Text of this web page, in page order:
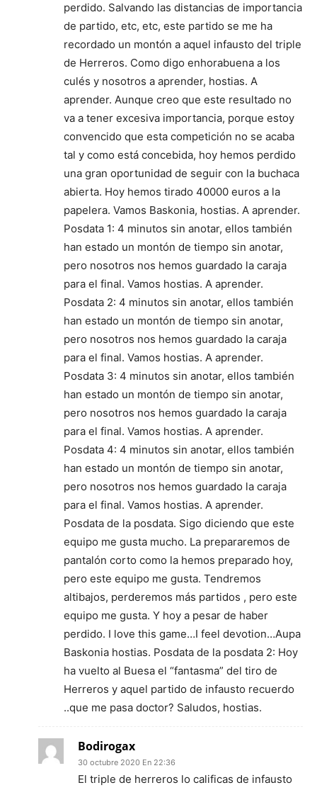
perdido. Salvando las distancias de importancia
de partido, etc, etc, este partido se me ha
recordado un montón a aquel infausto del triple
de Herreros. Como digo enhorabuena a los
culés y nosotros a aprender, hostias. A
aprender. Aunque creo que este resultado no
va a tener excesiva importancia, porque estoy
convencido que esta competición no se acaba
tal y como está concebida, hoy hemos perdido
una gran oportunidad de seguir con la buchaca
abierta. Hoy hemos tirado 40000 euros a la
papelera. Vamos Baskonia, hostias. A aprender.
Posdata 1: 4 minutos sin anotar, ellos también
han estado un montón de tiempo sin anotar,
pero nosotros nos hemos guardado la caraja
para el final. Vamos hostias. A aprender.
Posdata 2: 4 minutos sin anotar, ellos también
han estado un montón de tiempo sin anotar,
pero nosotros nos hemos guardado la caraja
para el final. Vamos hostias. A aprender.
Posdata 3: 4 minutos sin anotar, ellos también
han estado un montón de tiempo sin anotar,
pero nosotros nos hemos guardado la caraja
para el final. Vamos hostias. A aprender.
Posdata 4: 4 minutos sin anotar, ellos también
han estado un montón de tiempo sin anotar,
pero nosotros nos hemos guardado la caraja
para el final. Vamos hostias. A aprender.
Posdata de la posdata. Sigo diciendo que este
equipo me gusta mucho. La prepararemos de
pantalón corto como la hemos preparado hoy,
pero este equipo me gusta. Tendremos
altibajos, perderemos más partidos , pero este
equipo me gusta. Y hoy a pesar de haber
perdido. I love this game…I feel devotion…Aupa
Baskonia hostias. Posdata de la posdata 2: Hoy
ha vuelto al Buesa el “fantasma” del tiro de
Herreros y aquel partido de infausto recuerdo
..que me pasa doctor? Saludos, hostias.
Bodirogax
30 octubre 2020 En 22:36
El triple de herreros lo calificas de infausto